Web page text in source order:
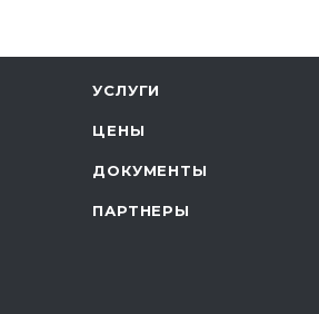
УСЛУГИ
ЦЕНЫ
ДОКУМЕНТЫ
ПАРТНЕРЫ